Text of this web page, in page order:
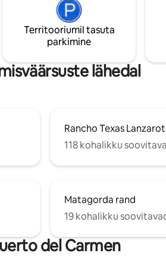
top-of-the-line
an outdoor jacuzzi and
an
mõeldud
lisakülaline
seega peab
märgitud
Territooriumil tasuta
parkimine
lähedal
Rancho Texas
118 kohalikku
Matagorda rand
19 kohalikku
del Carmen